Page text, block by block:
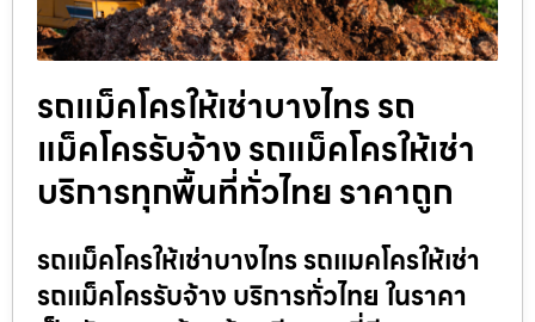
รถแม็คโครให้เช่าบางไทร รถ
แม็คโครรับจ้าง รถแม็คโครให้เช่า
บริการทุกพื้นที่ทั่วไทย ราคาถูก
รถแม็คโครให้เช่าบางไทร รถแมคโครให้เช่า
รถแม็คโครรับจ้าง บริการทั่วไทย ในราคา